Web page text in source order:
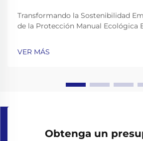
Transformando la Sostenibilidad
de la Protección Manual Ecológica
el cambio hacia prácticas
convertido en algo más que una
VER MÁS
Obtenga un